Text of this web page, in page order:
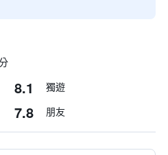
8.1 獨遊
7.8 朋友